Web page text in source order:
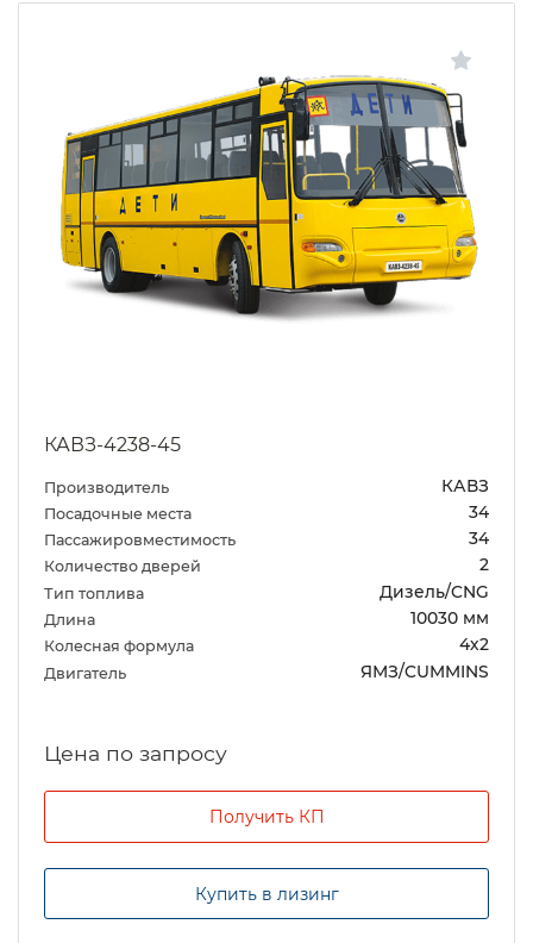
КАВЗ-4238-45
Производитель КАВЗ
Посадочные места 34
Пассажировместимость 34
Количество дверей 2
Тип топлива Дизель/CNG
Длина 10030 мм
Колесная формула 4х2
Двигатель ЯМЗ/CUMMINS
Цена по запросу
Получить КП
Купить в лизинг